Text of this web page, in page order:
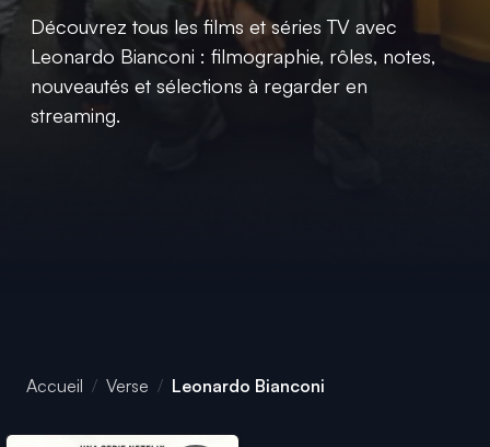
Découvrez tous les films et séries TV avec
Leonardo Bianconi : filmographie, rôles, notes,
nouveautés et sélections à regarder en
streaming.
Accueil Verse Leonardo Bianconi